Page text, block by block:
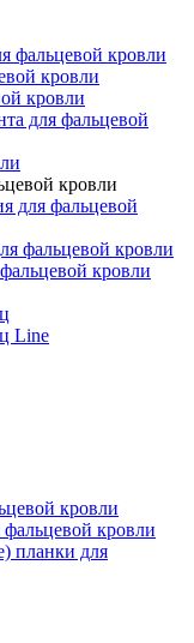
фальцевой кровли
кровли
кровли
для фальцевой
кровли
для фальцевой
фальцевой кровли
кровли
Line
кровли
кровли
планки для